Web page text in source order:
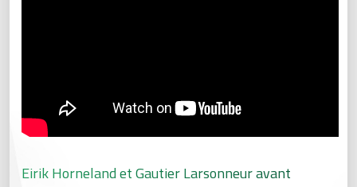
Eirik Horneland et Gautier Larsonneur avant